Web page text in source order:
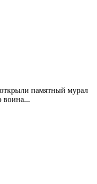
памятный мурал
воина...